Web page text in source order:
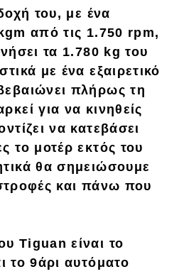
του, με ένα
από τις 1.750 rpm,
τα 1.780 kgτου
με ένα εξαιρετικό
πλήρως τη
για να κινηθείς
να κατεβάσει
το μοτέρ εκτός του
θα σημειώσουμε
και πάνω που
Tiguan είναι το
το9άρι αυτόματο